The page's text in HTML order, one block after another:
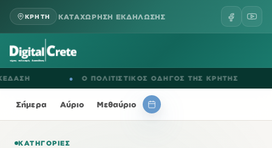
ΚΡΗΤΗ ΚΑΤΑΧΩΡΗΣΗ ΕΚΔΗΛΩΣΗΣ
Ο ΠΟΛΙΤΙΣΤΙΚΟΣ ΟΔΗΓΟΣ ΤΗΣ ΚΡΗΤΗΣ
Σήμερα Αύριο Μεθαύριο
ΚΑΤΗΓΟΡΊΕΣ